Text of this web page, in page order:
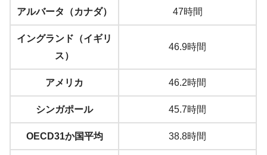
アルバータ（カナダ） 47時間
イングランド（イギリ
ス）
46.9時間
アメリカ 46.2時間
シンガポール 45.7時間
OECD31か国平均 38.8時間